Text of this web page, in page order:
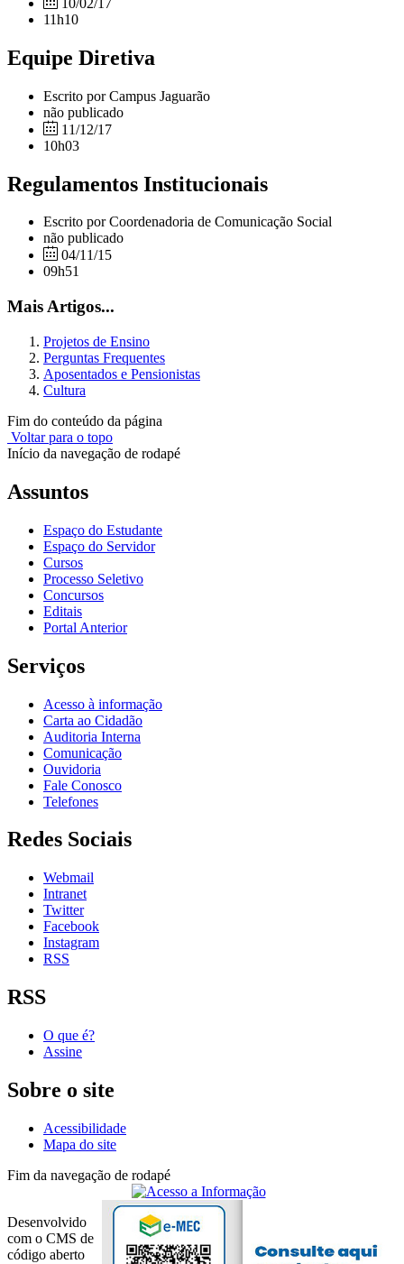
11h10
Equipe Diretiva
Escrito por Campus Jaguarão
não publicado
11/12/17
10h03
Regulamentos Institucionais
Escrito por Coordenadoria de Comunicação Social
não publicado
04/11/15
09h51
Mais Artigos...
Projetos de Ensino
Perguntas Frequentes
Aposentados e Pensionistas
Cultura
Fim do conteúdo da página
Voltar para o topo
Início da navegação de rodapé
Assuntos
Espaço do Estudante
Espaço do Servidor
Cursos
Processo Seletivo
Concursos
Editais
Portal Anterior
Serviços
Acesso à informação
Carta ao Cidadão
Auditoria Interna
Comunicação
Ouvidoria
Fale Conosco
Telefones
Redes Sociais
Webmail
Intranet
Twitter
Facebook
Instagram
RSS
RSS
O que é?
Assine
Sobre o site
Acessibilidade
Mapa do site
Fim da navegação de rodapé
Desenvolvido
com o CMS de
código aberto